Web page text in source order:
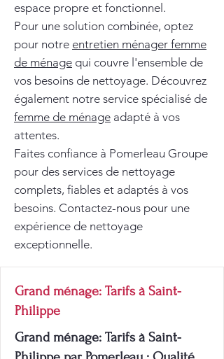
espace propre et fonctionnel.
Pour une solution combinée, optez
pour notre entretien ménager femme
de ménage qui couvre l'ensemble de
vos besoins de nettoyage. Découvrez
également notre service spécialisé de
femme de ménage adapté à vos
attentes.
Faites confiance à Pomerleau Groupe
pour des services de nettoyage
complets, fiables et adaptés à vos
besoins. Contactez-nous pour une
expérience de nettoyage
exceptionnelle.
Grand ménage: Tarifs à Saint-
Philippe
Grand ménage: Tarifs à Saint-